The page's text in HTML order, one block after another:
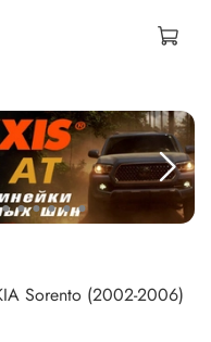
Sorento (2002-2006)